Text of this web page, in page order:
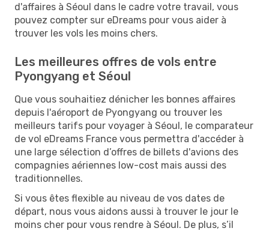
d'affaires à Séoul dans le cadre votre travail, vous
pouvez compter sur eDreams pour vous aider à
trouver les vols les moins chers.
Les meilleures offres de vols entre
Pyongyang et Séoul
Que vous souhaitiez dénicher les bonnes affaires
depuis l'aéroport de Pyongyang ou trouver les
meilleurs tarifs pour voyager à Séoul, le comparateur
de vol eDreams France vous permettra d'accéder à
une large sélection d’offres de billets d'avions des
compagnies aériennes low-cost mais aussi des
traditionnelles.
Si vous êtes flexible au niveau de vos dates de
départ, nous vous aidons aussi à trouver le jour le
moins cher pour vous rendre à Séoul. De plus, s’il